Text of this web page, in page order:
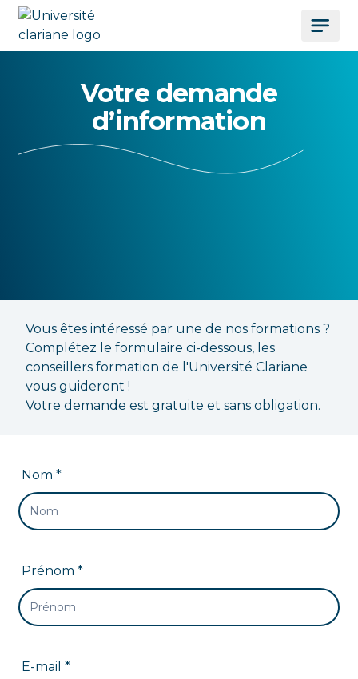
Votre demande
d’information
Vous êtes intéressé par une de nos formations ?
Complétez le formulaire ci-dessous, les
conseillers formation de l'Université Clariane
vous guideront !
Votre demande est gratuite et sans obligation.
Nom *
Prénom *
E-mail *